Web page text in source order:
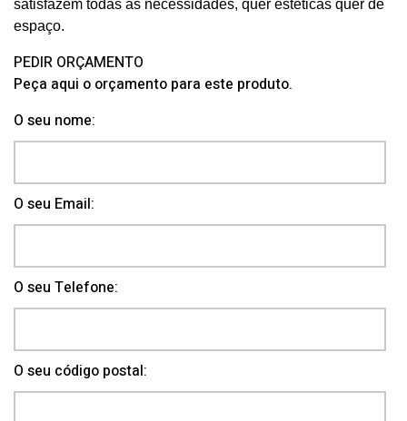
satisfazem todas as necessidades, quer estéticas quer de
espaço.
PEDIR ORÇAMENTO
Peça aqui o orçamento para este produto.
O seu nome:
O seu Email:
O seu Telefone:
O seu código postal: